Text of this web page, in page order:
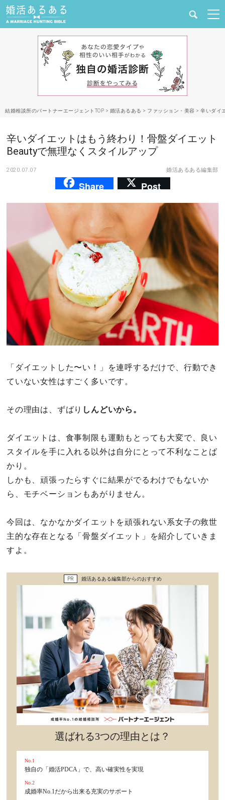
婚活と結婚
合コン・街コン
マッチングアプリ
その他
ドキドキ
仕事とキャリア
特集
ファッション・美容
グルメ
趣味・旅行
セックスライフ
不倫・だめ男
心の処方箋
結婚相談所のパートナーエージェントTOP > 婚活あるある > ファッション・美容 > 辛いダイ
辛いダイエットはもう終わり！骨盤ダイエット
Beautyで無理なくスタイルアップ
2020.07.07 婚活あるある編集部
Share Post
「ダイエットした〜い！」を連呼するだけで、行動でき
ていない女性はすごく多いです。
その理由は、ずばり しんどいから。
ダイエットは、食事制限も運動もとっても大変で、良い
スタイルを手に入れる以外は自分にとって不利なことば
かり。
しかも、頑張ったらすぐに結果がでるわけでもないか
ら、モチベーションもあがりません。
今回は、なかなかダイエットを頑張れない系女子の救世
主的な存在となる「骨盤ダイエット」を紹介していきま
すよ。
PR 婚活あるある編集部からのおすすめ
選ばれる3つの理由とは？
No.1
独自の「婚活PDCA」で、高い確実性を実現
No.2
成婚率No.1だから出来る充実のサポート